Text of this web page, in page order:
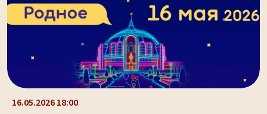
16.05.2026 18:00